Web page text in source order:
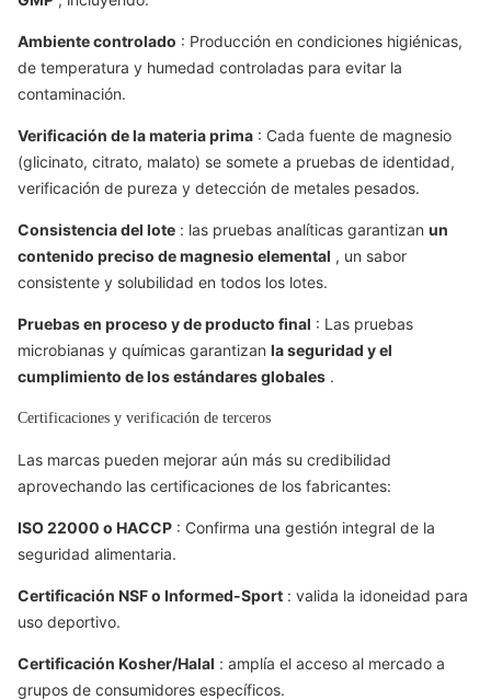
Ambiente controlado : Producción en condiciones higiénicas,
de temperatura y humedad controladas para evitar la
contaminación.
Verificación de la materia prima : Cada fuente de magnesio
(glicinato, citrato, malato) se somete a pruebas de identidad,
verificación de pureza y detección de metales pesados.
Consistencia del lote : las pruebas analíticas garantizan un
contenido preciso de magnesio elemental , un sabor
consistente y solubilidad en todos los lotes.
Pruebas en proceso y de producto final : Las pruebas
microbianas y químicas garantizan la seguridad y el
cumplimiento de los estándares globales .
Certificaciones y verificación de terceros
Las marcas pueden mejorar aún más su credibilidad
aprovechando las certificaciones de los fabricantes:
ISO 22000 o HACCP : Confirma una gestión integral de la
seguridad alimentaria.
Certificación NSF o Informed-Sport : valida la idoneidad para
uso deportivo.
Certificación Kosher/Halal : amplía el acceso al mercado a
grupos de consumidores específicos.